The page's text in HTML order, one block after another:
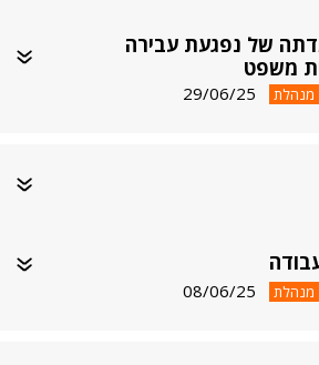
של נפגעת עבירה
משפט
מנהלת 29/06/25
מנהלת 08/06/25